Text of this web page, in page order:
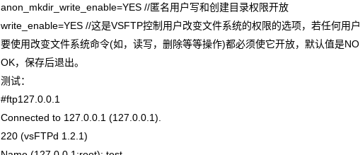
anon_mkdir_write_enable=YES //匿名用户写和创建目录权限开放
write_enable=YES //这是VSFTP控制用户改变文件系统的权限的选项，若任何用户
要使用改变文件系统命令(如，读写，删除等等操作)都必须使它开放，默认值是NO
OK，保存后退出。
测试：
#ftp127.0.0.1
Connected to 127.0.0.1 (127.0.0.1).
220 (vsFTPd 1.2.1)